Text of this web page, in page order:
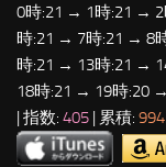
0時:21 → 1時:21 →
時:21 → 7時:21 → 8
時:21 → 13時:21 →
18時:21 → 19時:20
| 指数: 405 | 累積: